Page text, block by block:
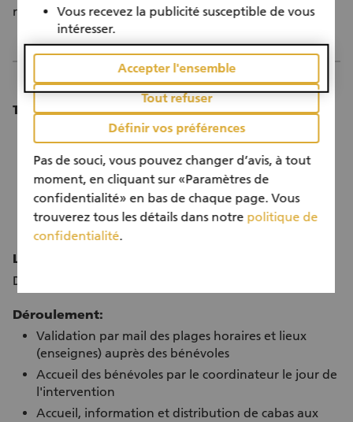
redistribution.
Temps passé par les bénévoles:
Vendredi 27 novembre 2026: 08h30-12h00, 12h00-
15h30 et 15h30-19h30
Samedi 28 novembre 2026: 08h00-11h30, 11h30-
15h00 et 15h00-18h00
Les possibilités d'intervention sont librement
choisissables
Lieu d'intervention:
Dans plus de 90 supermarchés du canton de Genève.
Déroulement:
Validation par mail des plages horaires et lieux
(enseignes) auprès des bénévoles
Accueil des bénévoles par le coordinateur le jour de
l'intervention
Accueil, information et distribution de cabas aux
Vous recevez la publicité susceptible de vous
intéresser.
Accepter l'ensemble
Tout refuser
Définir vos préférences
Pas de souci, vous pouvez changer d’avis, à tout
moment, en cliquant sur «Paramètres de
confidentialité» en bas de chaque page. Vous
trouverez tous les détails dans notre politique de
confidentialité.